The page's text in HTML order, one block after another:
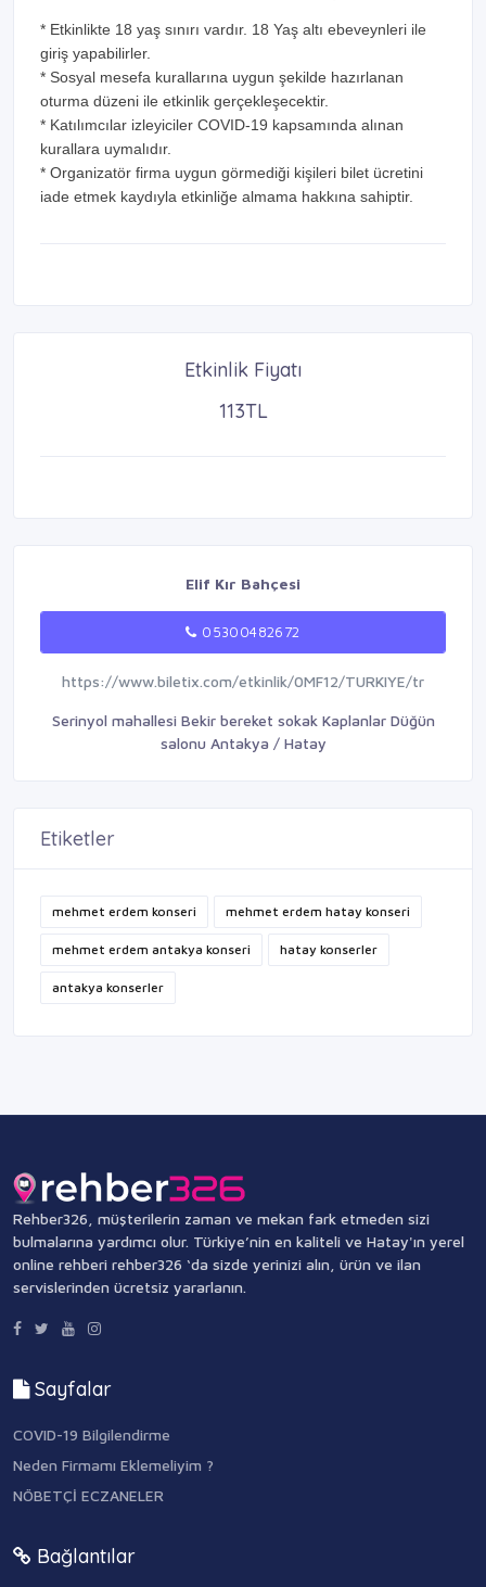
* Etkinlikte 18 yaş sınırı vardır. 18 Yaş altı ebeveynleri ile
giriş yapabilirler.
* Sosyal mesefa kurallarına uygun şekilde hazırlanan
oturma düzeni ile etkinlik gerçekleşecektir.
* Katılımcılar izleyiciler COVID-19 kapsamında alınan
kurallara uymalıdır.
* Organizatör firma uygun görmediği kişileri bilet ücretini
iade etmek kaydıyla etkinliğe almama hakkına sahiptir.
Etkinlik Fiyatı
113TL
Elif Kır Bahçesi
05300482672
https://www.biletix.com/etkinlik/0MF12/TURKIYE/tr
Serinyol mahallesi Bekir bereket sokak Kaplanlar Düğün
salonu Antakya / Hatay
Etiketler
mehmet erdem konseri mehmet erdem hatay konseri
mehmet erdem antakya konseri hatay konserler
antakya konserler
Rehber326, müşterilerin zaman ve mekan fark etmeden sizi
bulmalarına yardımcı olur. Türkiye’nin en kaliteli ve Hatay'ın yerel
online rehberi rehber326 ‘da sizde yerinizi alın, ürün ve ilan
servislerinden ücretsiz yararlanın.
Sayfalar
COVID-19 Bilgilendirme
Neden Firmamı Eklemeliyim ?
NÖBETÇİ ECZANELER
Bağlantılar